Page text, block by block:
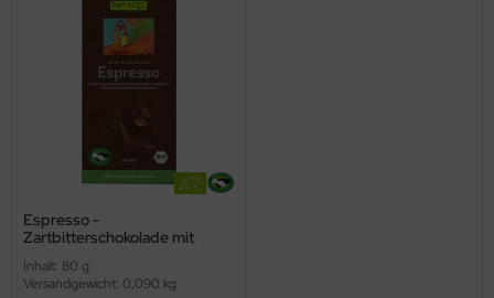
Espresso -
Zartbitterschokolade mit
(Rapunzel)
Inhalt: 80 g
Versandgewicht: 0,090 kg